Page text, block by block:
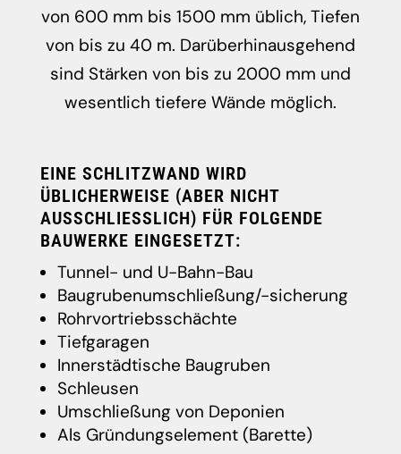
von 600 mm bis 1500 mm üblich, Tiefen
von bis zu 40 m. Darüberhinausgehend
sind Stärken von bis zu 2000 mm und
wesentlich tiefere Wände möglich.
EINE SCHLITZWAND WIRD
ÜBLICHERWEISE (ABER NICHT
AUSSCHLIESSLICH) FÜR FOLGENDE B
AUWERKE EINGESETZT:
Tunnel- und U-Bahn-Bau
Baugrubenumschließung/-sicherung
Rohrvortriebsschächte
Tiefgaragen
Innerstädtische Baugruben
Schleusen
Umschließung von Deponien
Als Gründungselement (Barette)